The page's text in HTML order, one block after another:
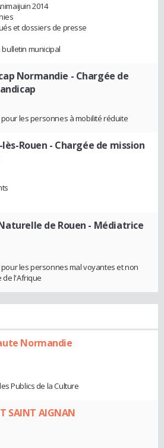
2014
et dossiers de presse
municipal
Normandie - Chargée de
les personnes à mobilité réduite
Rouen - Chargée de mission
de Rouen - Médiatrice
les personnes mal voyantes et non
de l'Afrique
Normandie
Publics de la Culture
SAINT AIGNAN